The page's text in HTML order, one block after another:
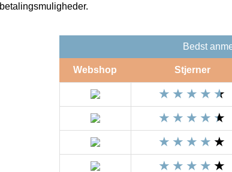
betalingsmuligheder.
Bedst
Webshop Stjerner